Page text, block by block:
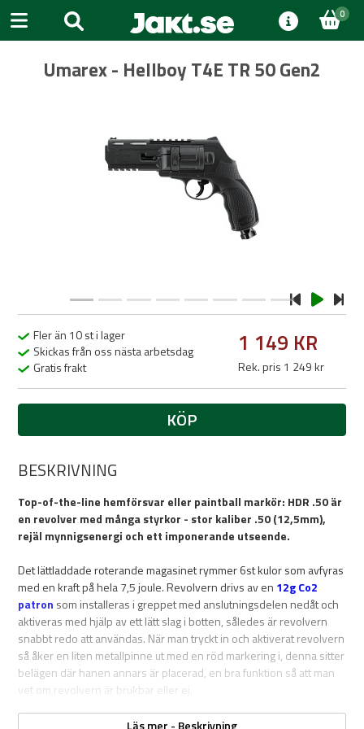
0
Umarex - Hellboy T4E TR 50 Gen2
Fler än 10 st i lager
Skickas från oss nästa arbetsdag
Gratis frakt
1 149 KR
Rek. pris 1 249 kr
KÖP
BESKRIVNING
Top-of-the-line hemförsvar eller paintball markör: HDR .50 är
en revolver med många styrkor - stor kaliber .50 (12,5mm),
rejäl mynnigsenergi och ett imponerande utseende.
Det lättladdade roterande magasinet rymmer 6st kulor som avfyras
med en kraft på hela 7,5 joule. Revolvern drivs av en 12g Co2
patron som installeras i greppet med anslutningsdelen nedåt och
aktiveras med hjälp av ett lätt slag i botten, således är revolvern
snabbt redo att användas. När man tryckt in och aktiverat revolvern
så åker en liten metallpinne ut med en röd markering i, denna sitter
belägen där hanen annars är placerad, en bra funktion så att man
vet om revolvern är brukbar eller ej.
De strukturerade handtagen ger ett säkert grepp. Revolvern
Läs mer - Beskrivning